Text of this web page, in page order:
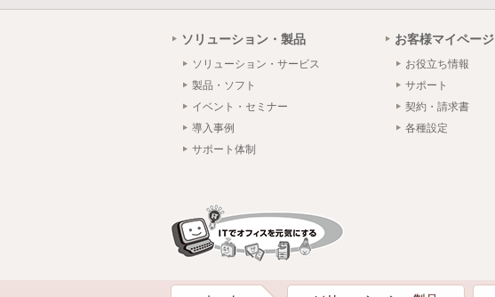
ソリューション・製品
ソリューション・サービス
製品・ソフト
イベント・セミナー
導入事例
サポート体制
お客様マイページ
お役立ち情報
サポート
契約・請求書
各種設定